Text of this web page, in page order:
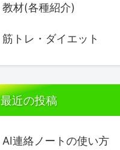
教材(各種紹介)
筋トレ・ダイエット
最近の投稿
AI連絡ノートの使い方